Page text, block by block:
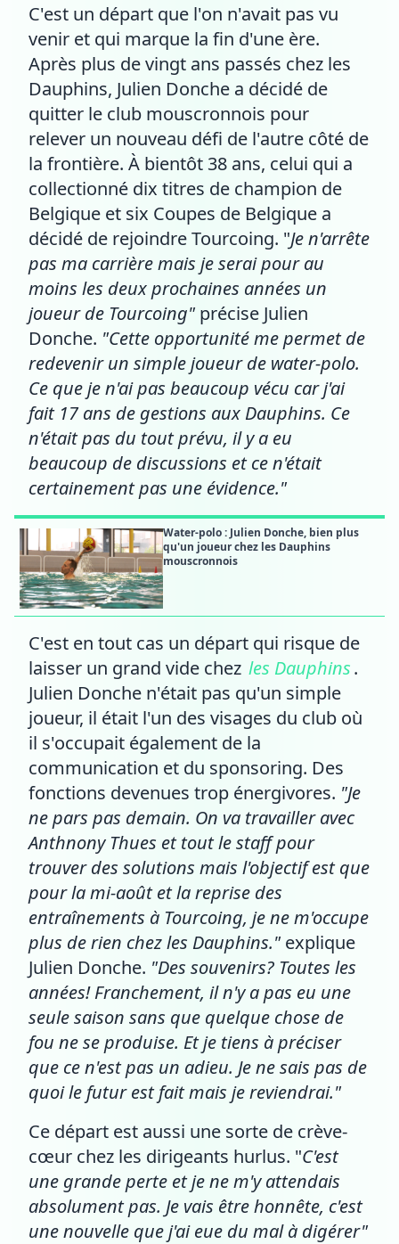
C'est un départ que l'on n'avait pas vu
venir et qui marque la fin d'une ère.
Après plus de vingt ans passés chez les
Dauphins, Julien Donche a décidé de
quitter le club mouscronnois pour
relever un nouveau défi de l'autre côté de
la frontière. À bientôt 38 ans, celui qui a
collectionné dix titres de champion de
Belgique et six Coupes de Belgique a
décidé de rejoindre Tourcoing. "Je n'arrête
pas ma carrière mais je serai pour au
moins les deux prochaines années un
joueur de Tourcoing" précise Julien
Donche. "Cette opportunité me permet de
redevenir un simple joueur de water-polo.
Ce que je n'ai pas beaucoup vécu car j'ai
fait 17 ans de gestions aux Dauphins. Ce
n'était pas du tout prévu, il y a eu
beaucoup de discussions et ce n'était
certainement pas une évidence."
Water-polo : Julien Donche, bien plus
qu'un joueur chez les Dauphins
mouscronnois
C'est en tout cas un départ qui risque de
laisser un grand vide chez les Dauphins.
Julien Donche n'était pas qu'un simple
joueur, il était l'un des visages du club où
il s'occupait également de la
communication et du sponsoring. Des
fonctions devenues trop énergivores. "Je
ne pars pas demain. On va travailler avec
Anthnony Thues et tout le staff pour
trouver des solutions mais l'objectif est que
pour la mi-août et la reprise des
entraînements à Tourcoing, je ne m'occupe
plus de rien chez les Dauphins." explique
Julien Donche. "Des souvenirs? Toutes les
années! Franchement, il n'y a pas eu une
seule saison sans que quelque chose de
fou ne se produise. Et je tiens à préciser
que ce n'est pas un adieu. Je ne sais pas de
quoi le futur est fait mais je reviendrai."
Ce départ est aussi une sorte de crève-
cœur chez les dirigeants hurlus. "C'est
une grande perte et je ne m'y attendais
absolument pas. Je vais être honnête, c'est
une nouvelle que j'ai eue du mal à digérer"